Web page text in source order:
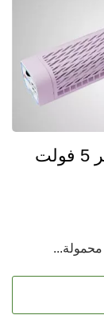
مروحة تبريد برج USB بتيار مستمر 5 فولت